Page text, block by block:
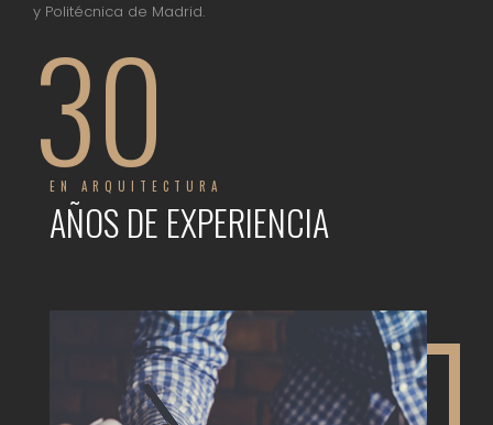
y Politécnica de Madrid.
30
EN ARQUITECTURA
AÑOS DE EXPERIENCIA